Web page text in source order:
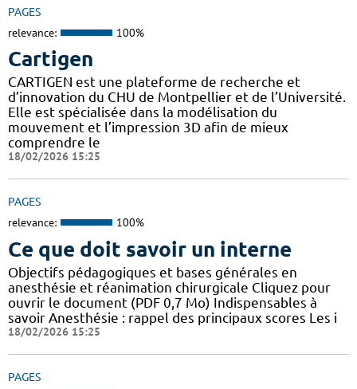
PAGES
relevance: 100%
Cartigen
CARTIGEN est une plateforme de recherche et
d’innovation du CHU de Montpellier et de l’Université.
Elle est spécialisée dans la modélisation du
mouvement et l’impression 3D afin de mieux
comprendre le
18/02/2026 15:25
PAGES
relevance: 100%
Ce que doit savoir un interne
Objectifs pédagogiques et bases générales en
anesthésie et réanimation chirurgicale Cliquez pour
ouvrir le document (PDF 0,7 Mo) Indispensables à
savoir Anesthésie : rappel des principaux scores Les i
18/02/2026 15:25
PAGES